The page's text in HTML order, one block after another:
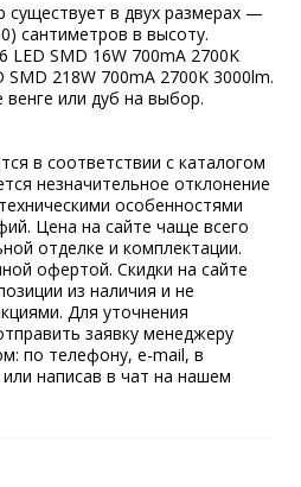
в двух размерах —
сантиметров в высоту.
LED SMD 16W 700mA 2700K
218W 700mA 2700K 3000lm.
или дуб на выбор.
в соответствии с каталогом
незначительное отклонение
особенностями
Цена на сайте чаще всего
отделке и комплектации.
офертой. Скидки на сайте
из наличия и не
Для уточнения
заявку менеджеру
по телефону, e-mail, в
написав в чат на нашем